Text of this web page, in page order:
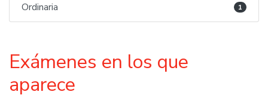
Ordinaria 1
Exámenes en los que
aparece